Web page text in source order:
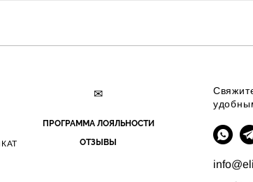
✉
ПРОГРАММА ЛОЯЛЬНОСТИ
ОТЗЫВЫ